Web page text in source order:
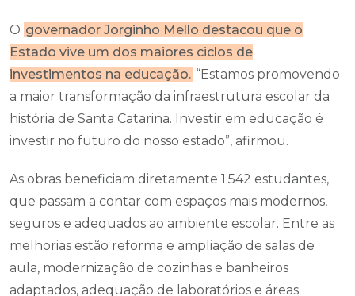
O governador Jorginho Mello destacou que o
Estado vive um dos maiores ciclos de
investimentos na educação. “Estamos promovendo
a maior transformação da infraestrutura escolar da
história de Santa Catarina. Investir em educação é
investir no futuro do nosso estado”, afirmou.
As obras beneficiam diretamente 1.542 estudantes,
que passam a contar com espaços mais modernos,
seguros e adequados ao ambiente escolar. Entre as
melhorias estão reforma e ampliação de salas de
aula, modernização de cozinhas e banheiros
adaptados, adequação de laboratórios e áreas